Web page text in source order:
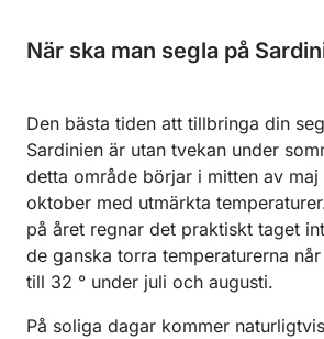
När ska man segla på
Den bästa tiden att tillbringa din
Sardinien är utan tvekan under
detta område börjar i mitten av
oktober med utmärkta
på året regnar det praktiskt taget
de ganska torra temperaturerna
till 32 ° under juli och augusti.
På soliga dagar kommer